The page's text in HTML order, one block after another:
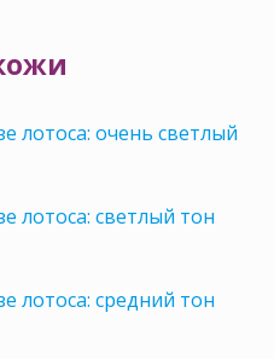
лотоса: очень светлый
лотоса: светлый тон
лотоса: средний тон